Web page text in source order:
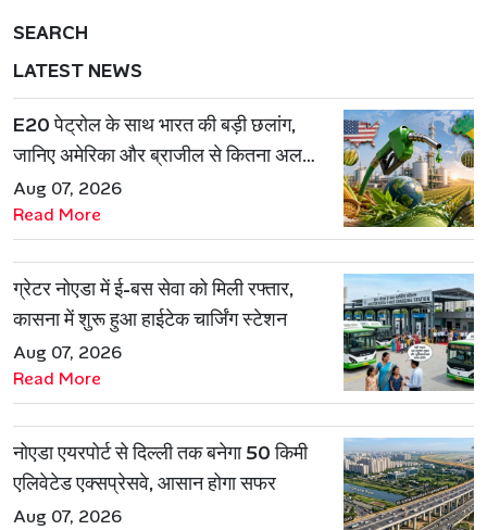
SEARCH
LATEST NEWS
E20 पेट्रोल के साथ भारत की बड़ी छलांग,
जानिए अमेरिका और ब्राजील से कितना अलग
है एथेनॉल मॉडल
Aug 07, 2026
Read More
ग्रेटर नोएडा में ई-बस सेवा को मिली रफ्तार,
कासना में शुरू हुआ हाईटेक चार्जिंग स्टेशन
Aug 07, 2026
Read More
नोएडा एयरपोर्ट से दिल्ली तक बनेगा 50 किमी
एलिवेटेड एक्सप्रेसवे, आसान होगा सफर
Aug 07, 2026